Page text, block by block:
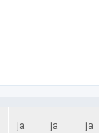
ja ja ja